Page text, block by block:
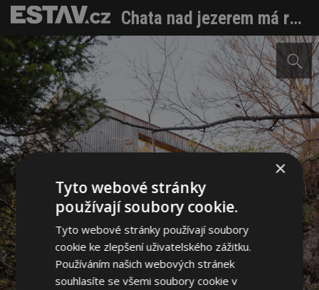
Chata nad jezerem má respekt ke krajině, ale taky sílu vlastních nápadů
×
Tyto webové stránky
používají soubory cookie.
Tyto webové stránky používají soubory
cookie ke zlepšení uživatelského zážitku.
Používáním našich webových stránek
souhlasíte se všemi soubory cookie v